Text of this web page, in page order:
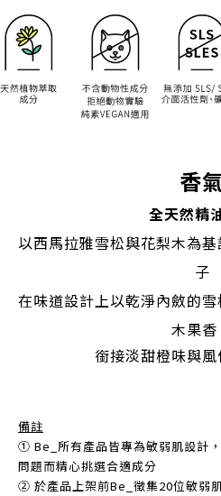
香
全天然精
以西馬拉雅雪松與花梨木為
子
在味道設計上以乾淨內斂的
木果香
銜接淡甜橙味與
備註
➀ Be_所有產品皆專為敏弱肌設計
問題而精心挑選合適成分
➁ 於產品上架前Be_徵集20位敏弱